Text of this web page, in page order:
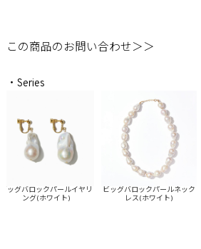
この商品のお問い合わせ＞＞
・Series
グバロックパールイヤリ
ング(ホワイト)
ビッグバロックパールネック
レス(ホワイト)